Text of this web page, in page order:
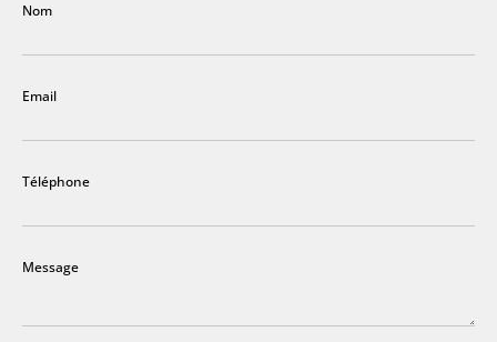
Nom
Email
Téléphone
Message